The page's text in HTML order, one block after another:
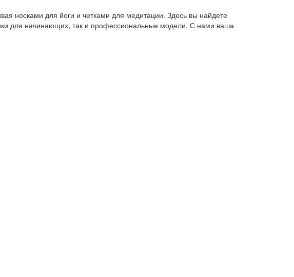
носками для йоги и четками для медитации. Здесь вы найдете
для начинающих, так и профессиональные модели. С нами ваша